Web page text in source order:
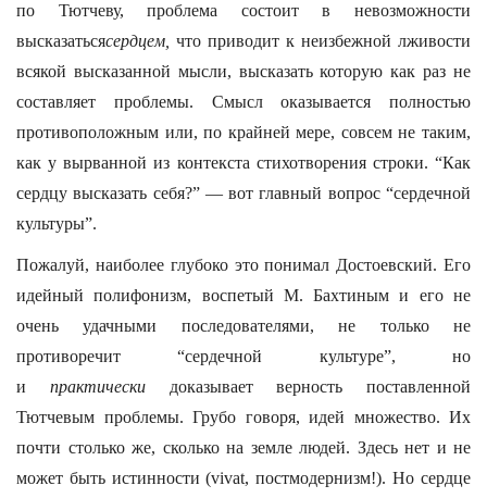
по Тютчеву, проблема состоит в невозможности
высказатьсясердцем, что приводит к неизбежной лживости
всякой высказанной мысли, высказать которую как раз не
составляет проблемы. Смысл оказывается полностью
противоположным или, по крайней мере, совсем не таким,
как у вырванной из контекста стихотворения строки. “Как
сердцу высказать себя?” — вот главный вопрос “сердечной
культуры”.
Пожалуй, наиболее глубоко это понимал Достоевский. Его
идейный полифонизм, воспетый М. Бахтиным и его не
очень удачными последователями, не только не
противоречит “сердечной культуре”, но
и практическидоказывает верность поставленной
Тютчевым проблемы. Грубо говоря, идей множество. Их
почти столько же, сколько на земле людей. Здесь нет и не
может быть истинности (vivat, постмодернизм!). Но сердце